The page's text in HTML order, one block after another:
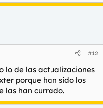
#12
lo de las actualizaciones
porque han sido los
las han currado.